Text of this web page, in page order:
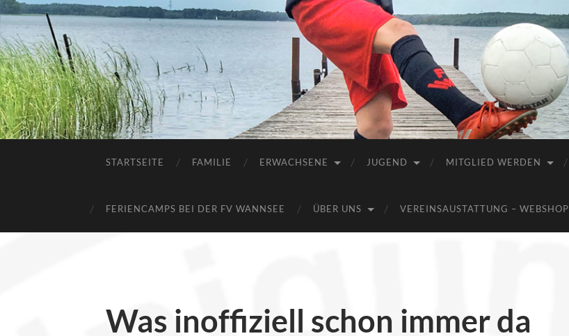
STARTSEITE FAMILIE ERWACHSENE JUGEND MITGLIED WERDEN
FERIENCAMPS BEI DER FV WANNSEE ÜBER UNS VEREINSAUSTATTUNG – WEBSHOP
Was inoffiziell schon immer da